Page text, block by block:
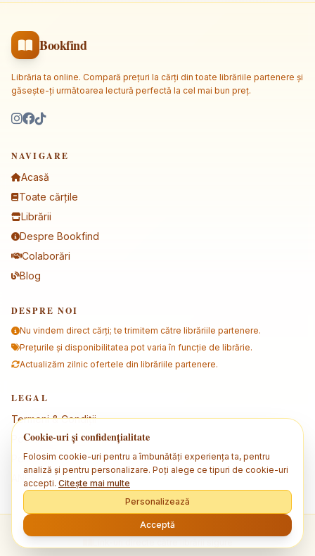
Bookfind
Librăria ta online. Compară prețuri la cărți din toate librăriile partenere și
găsește-ți următoarea lectură perfectă la cel mai bun preț.
NAVIGARE
Acasă
Toate cărțile
Librării
Despre Bookfind
Colaborări
Blog
DESPRE NOI
Nu vindem direct cărți; te trimitem către librăriile partenere.
Prețurile și disponibilitatea pot varia în funcție de librărie.
Actualizăm zilnic ofertele din librăriile partenere.
LEGAL
Termeni & Condiții
Politica de confidențialitate
Politica de cookies
© 2026 Bookfind. Toate drepturile rezervate.
Cookie-uri și confidențialitate
Folosim cookie-uri pentru a îmbunătăți experiența ta, pentru
analiză și pentru personalizare. Poți alege ce tipuri de cookie-uri
accepti. Citește mai multe
Personalizează
Acceptă